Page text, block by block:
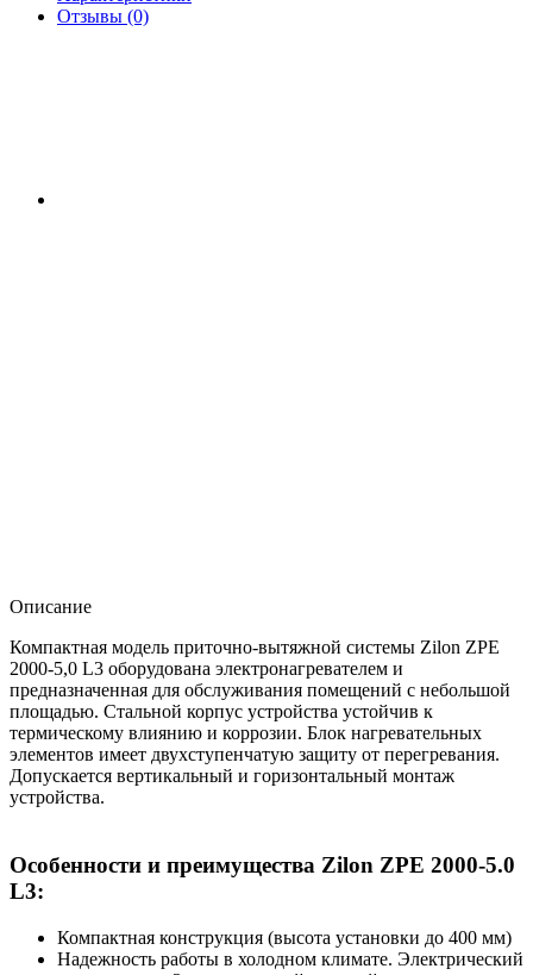
Отзывы (0)
Описание
Компактная модель приточно-вытяжной системы Zilon ZPE
2000-5,0 L3 оборудована электронагревателем и
предназначенная для обслуживания помещений с небольшой
площадью. Стальной корпус устройства устойчив к
термическому влиянию и коррозии. Блок нагревательных
элементов имеет двухступенчатую защиту от перегревания.
Допускается вертикальный и горизонтальный монтаж
устройства.
Особенности и преимущества Zilon ZPE 2000-5.0
L3:
Компактная конструкция (высота установки до 400 мм)
Надежность работы в холодном климате. Электрический